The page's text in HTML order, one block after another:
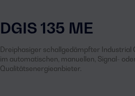
DGIS 135 ME
Dreiphasiger schallgedämpfter Industrial
im automatischen, manuellen, Signal-
Qualitätsenergieanbieter.